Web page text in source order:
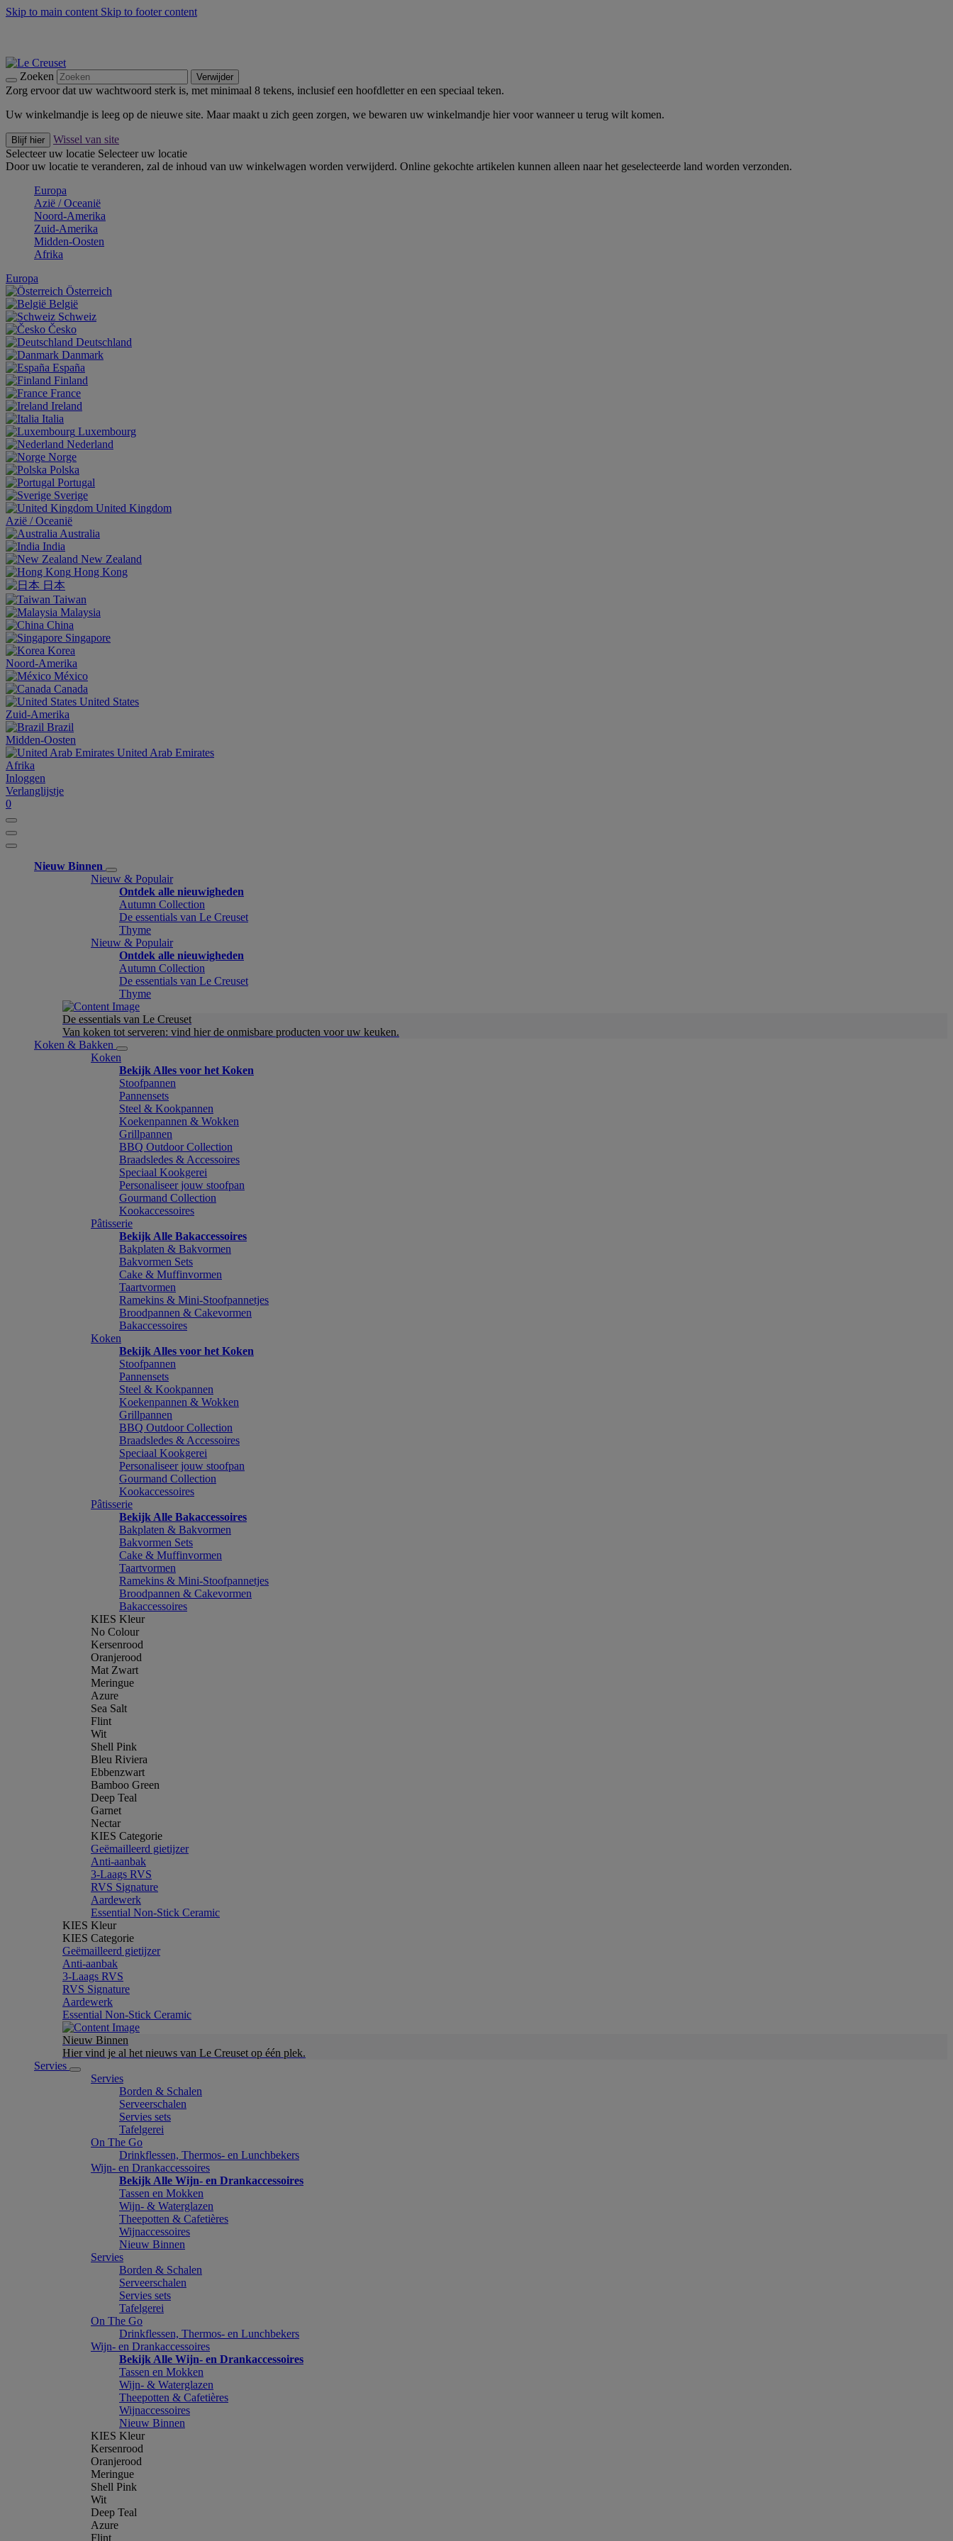
Skip to main content Skip to footer content
Zoeken Verwijder
Zorg ervoor dat uw wachtwoord sterk is, met minimaal 8 tekens, inclusief een hoofdletter en een speciaal teken.
Uw winkelmandje is leeg op de nieuwe site. Maar maakt u zich geen zorgen, we bewaren uw winkelmandje hier voor wanneer u terug wilt komen.
Blijf hier
Wissel van site
Selecteer uw locatie Selecteer uw locatie
Door uw locatie te veranderen, zal de inhoud van uw winkelwagen worden verwijderd. Online gekochte artikelen kunnen alleen naar het geselecteerde land worden verzonden.
Europa
Aziё / Oceaniё
Noord-Amerika
Zuid-Amerika
Midden-Oosten
Afrika
Europa
Österreich
België
Schweiz
Česko
Deutschland
Danmark
España
Finland
France
Ireland
Italia
Luxembourg
Nederland
Norge
Polska
Portugal
Sverige
United Kingdom
Aziё / Oceaniё
Australia
India
New Zealand
Hong Kong
日本
Taiwan
Malaysia
China
Singapore
Korea
Noord-Amerika
México
Canada
United States
Zuid-Amerika
Brazil
Midden-Oosten
United Arab Emirates
Afrika
Inloggen
Verlanglijstje
0
Nieuw Binnen
Nieuw & Populair
Ontdek alle nieuwigheden
Autumn Collection
De essentials van Le Creuset
Thyme
Nieuw & Populair
Ontdek alle nieuwigheden
Autumn Collection
De essentials van Le Creuset
Thyme
De essentials van Le Creuset
Van koken tot serveren: vind hier de onmisbare producten voor uw keuken.
Koken & Bakken
Koken
Bekijk Alles voor het Koken
Stoofpannen
Pannensets
Steel & Kookpannen
Koekenpannen & Wokken
Grillpannen
BBQ Outdoor Collection
Braadsledes & Accessoires
Speciaal Kookgerei
Personaliseer jouw stoofpan
Gourmand Collection
Kookaccessoires
Pâtisserie
Bekijk Alle Bakaccessoires
Bakplaten & Bakvormen
Bakvormen Sets
Cake & Muffinvormen
Taartvormen
Ramekins & Mini-Stoofpannetjes
Broodpannen & Cakevormen
Bakaccessoires
Koken
Bekijk Alles voor het Koken
Stoofpannen
Pannensets
Steel & Kookpannen
Koekenpannen & Wokken
Grillpannen
BBQ Outdoor Collection
Braadsledes & Accessoires
Speciaal Kookgerei
Personaliseer jouw stoofpan
Gourmand Collection
Kookaccessoires
Pâtisserie
Bekijk Alle Bakaccessoires
Bakplaten & Bakvormen
Bakvormen Sets
Cake & Muffinvormen
Taartvormen
Ramekins & Mini-Stoofpannetjes
Broodpannen & Cakevormen
Bakaccessoires
KIES Kleur
No Colour
Kersenrood
Oranjerood
Mat Zwart
Meringue
Azure
Sea Salt
Flint
Wit
Shell Pink
Bleu Riviera
Ebbenzwart
Bamboo Green
Deep Teal
Garnet
Nectar
KIES Categorie
Geëmailleerd gietijzer
Anti-aanbak
3-Laags RVS
RVS Signature
Aardewerk
Essential Non-Stick Ceramic
KIES Kleur
KIES Categorie
Geëmailleerd gietijzer
Anti-aanbak
3-Laags RVS
RVS Signature
Aardewerk
Essential Non-Stick Ceramic
Nieuw Binnen
Hier vind je al het nieuws van Le Creuset op één plek.
Servies
Servies
Borden & Schalen
Serveerschalen
Servies sets
Tafelgerei
On The Go
Drinkflessen, Thermos- en Lunchbekers
Wijn- en Drankaccessoires
Bekijk Alle Wijn- en Drankaccessoires
Tassen en Mokken
Wijn- & Waterglazen
Theepotten & Cafetières
Wijnaccessoires
Nieuw Binnen
Servies
Borden & Schalen
Serveerschalen
Servies sets
Tafelgerei
On The Go
Drinkflessen, Thermos- en Lunchbekers
Wijn- en Drankaccessoires
Bekijk Alle Wijn- en Drankaccessoires
Tassen en Mokken
Wijn- & Waterglazen
Theepotten & Cafetières
Wijnaccessoires
Nieuw Binnen
KIES Kleur
Kersenrood
Oranjerood
Meringue
Shell Pink
Wit
Deep Teal
Azure
Flint